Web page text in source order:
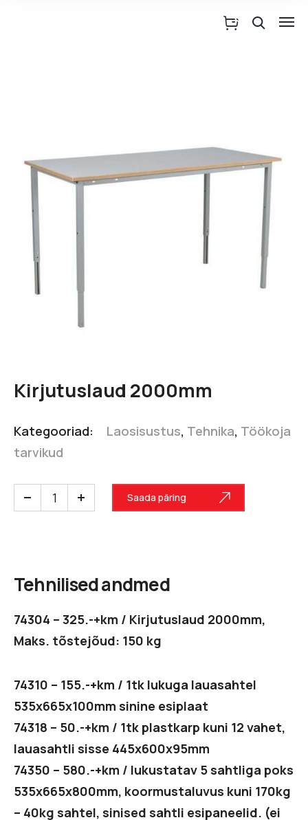
Kirjutuslaud 2000mm
Kategooriad: Laosisustus, Tehnika, Töökoja
tarvikud
Saada päring
Tehnilised andmed
74304 – 325.-+km / Kirjutuslaud 2000mm,
Maks. tõstejõud: 150 kg
74310 – 155.-+km / 1tk lukuga lauasahtel
535x665x100mm sinine esiplaat
74318 – 50.-+km / 1tk plastkarp kuni 12 vahet,
lauasahtli sisse 445x600x95mm
74350 – 580.-+km / lukustatav 5 sahtliga poks
535x665x800mm, koormustaluvus kuni 170kg
– 40kg sahtel, sinised sahtli esipaneelid. (ei